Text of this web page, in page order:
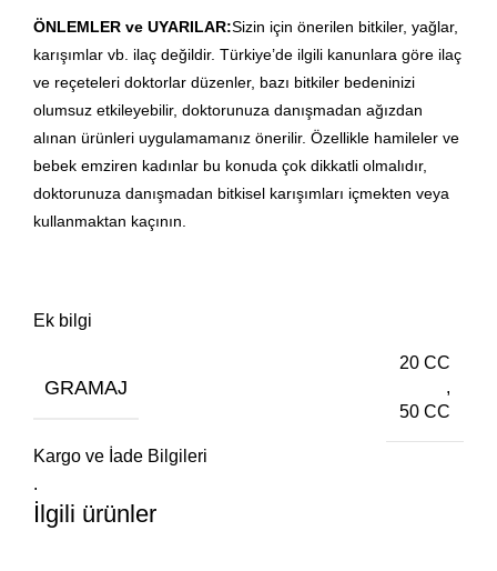
ÖNLEMLER ve UYARILAR:Sizin için önerilen bitkiler, yağlar,
karışımlar vb. ilaç değildir. Türkiye’de ilgili kanunlara göre ilaç
ve reçeteleri doktorlar düzenler, bazı bitkiler bedeninizi
olumsuz etkileyebilir, doktorunuza danışmadan ağızdan
alınan ürünleri uygulamamanız önerilir. Özellikle hamileler ve
bebek emziren kadınlar bu konuda çok dikkatli olmalıdır,
doktorunuza danışmadan bitkisel karışımları içmekten veya
kullanmaktan kaçının.
Ek bilgi
GRAMAJ
20 CC
,
50 CC
Kargo ve İade Bilgileri
.
İlgili ürünler